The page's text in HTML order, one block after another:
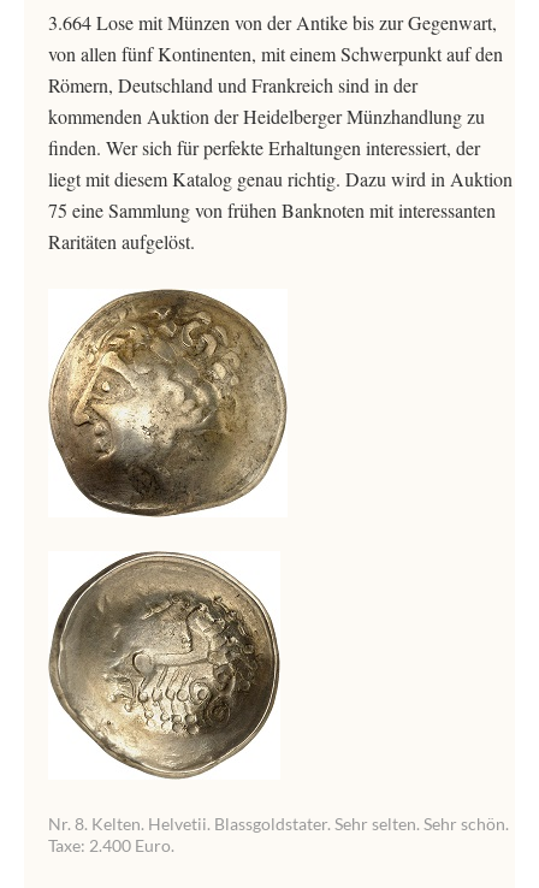
3.664 Lose mit Münzen von der Antike bis zur Gegenwart,
von allen fünf Kontinenten, mit einem Schwerpunkt auf den
Römern, Deutschland und Frankreich sind in der
kommenden Auktion der Heidelberger Münzhandlung zu
finden. Wer sich für perfekte Erhaltungen interessiert, der
liegt mit diesem Katalog genau richtig. Dazu wird in Auktion
75 eine Sammlung von frühen Banknoten mit interessanten
Raritäten aufgelöst.
Nr. 8. Kelten. Helvetii. Blassgoldstater. Sehr selten. Sehr schön.
Taxe: 2.400 Euro.